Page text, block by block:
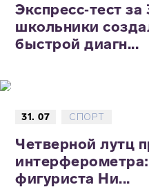
Экспресс‑тест
школьники
быстрой диагн...
31. 07 СПОРТ
Четверной лутц
фигуриста Ни...